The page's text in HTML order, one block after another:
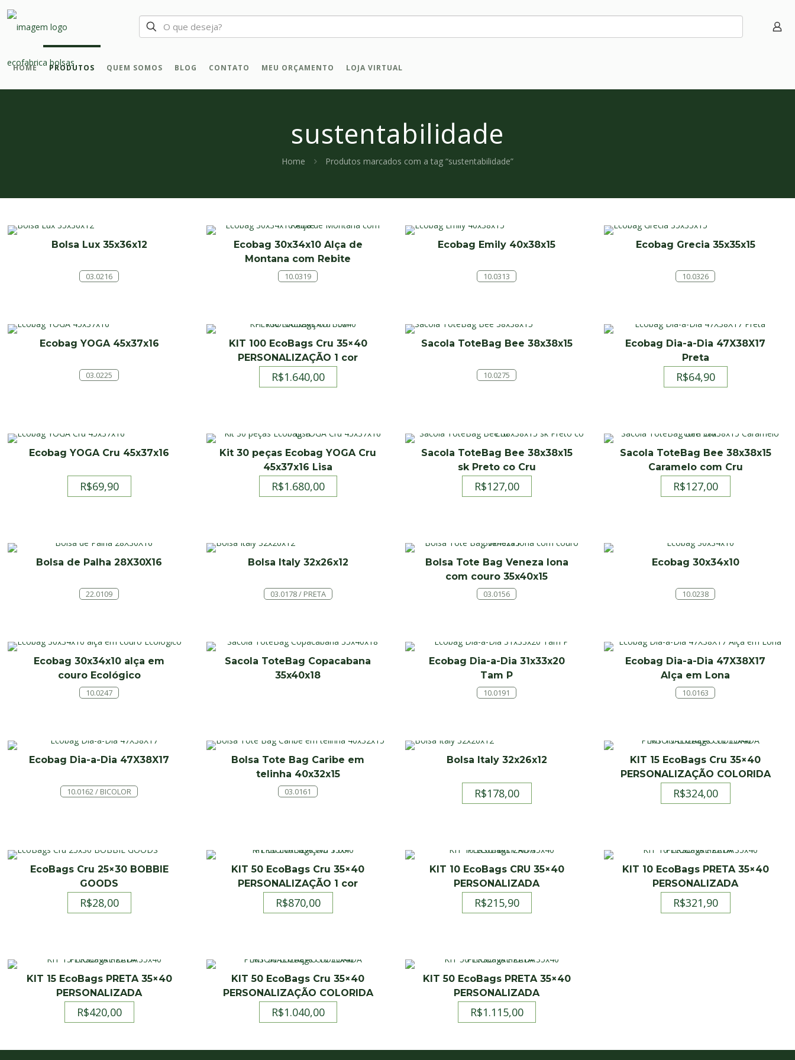
HOME PRODUTOS QUEM SOMOS BLOG CONTATO MEU ORÇAMENTO LOJA VIRTUAL
sustentabilidade
Home Produtos marcados com a tag “sustentabilidade”
Bolsa Lux 35x36x12
03.0216
Ecobag 30x34x10 Alça de
Montana com Rebite
10.0319
Ecobag Emily 40x38x15
10.0313
Ecobag Grecia 35x35x15
10.0326
Ecobag YOGA 45x37x16
03.0225
KIT 100 EcoBags Cru 35×40
PERSONALIZAÇÃO 1 cor
R$1.640,00
Sacola ToteBag Bee 38x38x15
10.0275
Ecobag Dia-a-Dia 47X38X17
Preta
R$64,90
Ecobag YOGA Cru 45x37x16
R$69,90
Kit 30 peças Ecobag YOGA Cru
45x37x16 Lisa
R$1.680,00
Sacola ToteBag Bee 38x38x15
sk Preto co Cru
R$127,00
Sacola ToteBag Bee 38x38x15
Caramelo com Cru
R$127,00
Bolsa de Palha 28X30X16
22.0109
Bolsa Italy 32x26x12
03.0178 / PRETA
Bolsa Tote Bag Veneza lona
com couro 35x40x15
03.0156
Ecobag 30x34x10
10.0238
Ecobag 30x34x10 alça em
couro Ecológico
10.0247
Sacola ToteBag Copacabana
35x40x18
Ecobag Dia-a-Dia 31x33x20
Tam P
10.0191
Ecobag Dia-a-Dia 47X38X17
Alça em Lona
10.0163
Ecobag Dia-a-Dia 47X38X17
10.0162 / BICOLOR
Bolsa Tote Bag Caribe em
telinha 40x32x15
03.0161
Bolsa Italy 32x26x12
R$178,00
KIT 15 EcoBags Cru 35×40
PERSONALIZAÇÃO COLORIDA
R$324,00
EcoBags Cru 25×30 BOBBIE
GOODS
R$28,00
KIT 50 EcoBags Cru 35×40
PERSONALIZAÇÃO 1 cor
R$870,00
KIT 10 EcoBags CRU 35×40
PERSONALIZADA
R$215,90
KIT 10 EcoBags PRETA 35×40
PERSONALIZADA
R$321,90
KIT 15 EcoBags PRETA 35×40
PERSONALIZADA
R$420,00
KIT 50 EcoBags Cru 35×40
PERSONALIZAÇÃO COLORIDA
R$1.040,00
KIT 50 EcoBags PRETA 35×40
PERSONALIZADA
R$1.115,00